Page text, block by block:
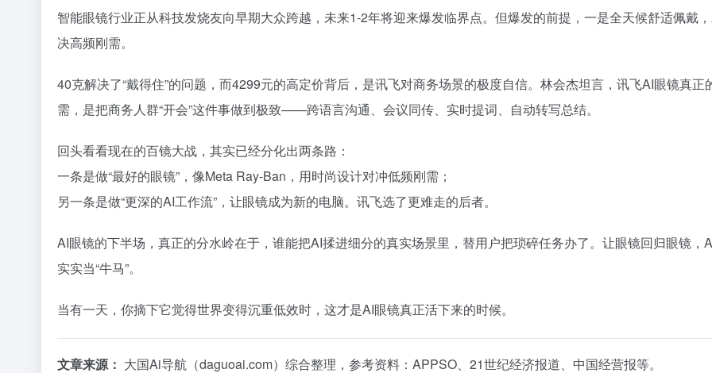
智能眼镜行业正从科技发烧友向早期大众跨越，未来1-2年将迎来爆发临界点。但爆发的前提，一是全天候舒适佩戴
决高频刚需。
40克解决了“戴得住”的问题，而4299元的高定价背后，是讯飞对商务场景的极度自信。林会杰坦言，讯飞AI眼镜真正
需，是把商务人群“开会”这件事做到极致——跨语言沟通、会议同传、实时提词、自动转写总结。
回头看看现在的百镜大战，其实已经分化出两条路：
一条是做“最好的眼镜”，像Meta Ray-Ban，用时尚设计对冲低频刚需；
另一条是做“更深的AI工作流”，让眼镜成为新的电脑。讯飞选了更难走的后者。
AI眼镜的下半场，真正的分水岭在于，谁能把AI揉进细分的真实场景里，替用户把琐碎任务办了。让眼镜回归眼镜，
实实当“牛马”。
当有一天，你摘下它觉得世界变得沉重低效时，这才是AI眼镜真正活下来的时候。
文章来源： 大国Ai导航（daguoai.com）综合整理，参考资料：APPSO、21世纪经济报道、中国经营报等。